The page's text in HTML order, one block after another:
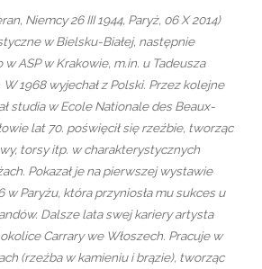
Niemcy 26 III 1944, Paryż, 06 X 2014)
w Bielsku-Białej, następnie
ASP w Krakowie, m.in. u Tadeusza
1968 wyjechał z Polski. Przez kolejne
studia w Ecole Nationale des Beaux-
lat 70. poświęcił się rzeźbie, tworząc
torsy itp. w charakterystycznych
Pokazał je na pierwszej wystawie
w Paryżu, która przyniosła mu sukces u
Dalsze lata swej kariery artysta
Carrary we Włoszech. Pracuje w
(rzeźba w kamieniu i brązie), tworząc